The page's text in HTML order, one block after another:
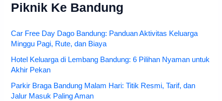
Piknik Ke Bandung
Car Free Day Dago Bandung: Panduan Aktivitas Keluarga
Minggu Pagi, Rute, dan Biaya
Hotel Keluarga di Lembang Bandung: 6 Pilihan Nyaman untuk
Akhir Pekan
Parkir Braga Bandung Malam Hari: Titik Resmi, Tarif, dan
Jalur Masuk Paling Aman